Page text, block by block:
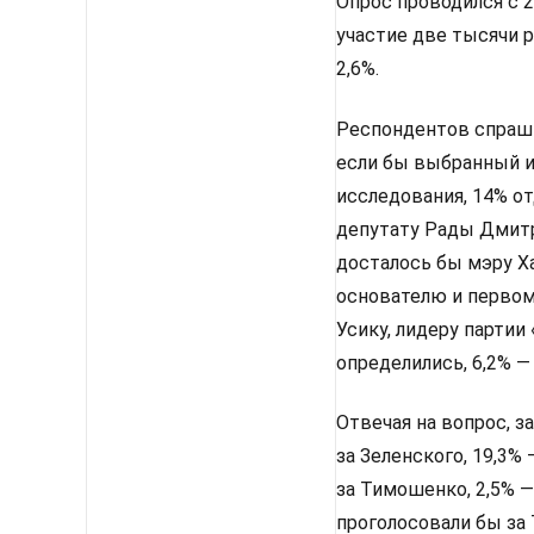
участие две тысячи
2,6%.
Респондентов
если бы выбранный
исследования, 14%
депутату Рады
досталось бы мэру
основателю и
Усику, лидеру
определились, 6,2%
Отвечая на вопрос,
за Зеленского,
за Тимошенко, 2,5%
проголосовали бы